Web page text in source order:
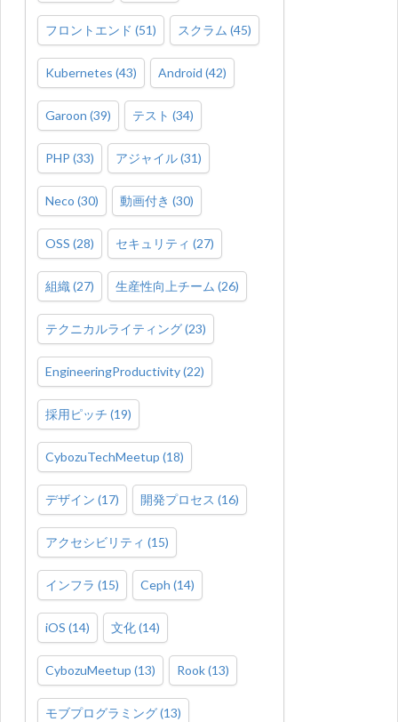
フロントエンド (51) スクラム (45)
Kubernetes (43) Android (42)
Garoon (39) テスト (34)
PHP (33) アジャイル(31)
Neco (30) 動画付き (30)
OSS (28) セキュリティ (27)
組織(27) 生産性向上チーム (26)
テクニカルライティング(23)
EngineeringProductivity(22)
採用ピッチ (19)
CybozuTechMeetup (18)
デザイン (17) 開発プロセス (16)
アクセシビリティ (15)
インフラ (15) Ceph (14)
iOS (14) 文化(14)
CybozuMeetup (13) Rook(13)
モブプログラミング(13)